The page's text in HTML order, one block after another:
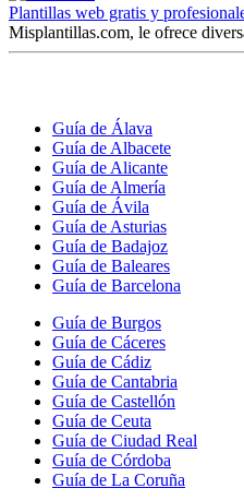
Plantillas web gratis y
Misplantillas.com, le ofrece
Guía de Álava
Guía de Albacete
Guía de Alicante
Guía de Almería
Guía de Ávila
Guía de Asturias
Guía de Badajoz
Guía de Baleares
Guía de Barcelona
Guía de Burgos
Guía de Cáceres
Guía de Cádiz
Guía de Cantabria
Guía de Castellón
Guía de Ceuta
Guía de Ciudad Real
Guía de Córdoba
Guía de La Coruña